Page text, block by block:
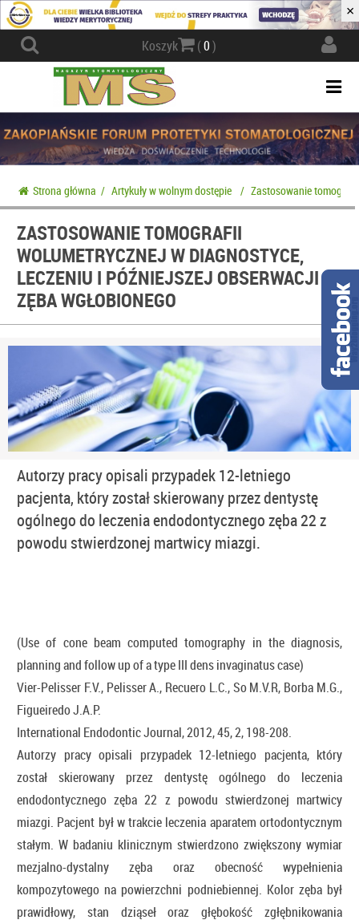
×
Koszyk (0)
Strona główna / Artykuły w wolnym dostępie / Zastosowanie
ZASTOSOWANIE TOMOGRAFII
WOLUMETRYCZNEJ W DIAGNOSTYCE,
LECZENIU I PÓŹNIEJSZEJ OBSERWACJI
ZĘBA WGŁOBIONEGO
Autorzy pracy opisali przypadek 12-letniego
pacjenta, który został skierowany przez dentystę
ogólnego do leczenia endodontycznego zęba 22 z
powodu stwierdzonej martwicy miazgi.
(Use of cone beam computed tomography in the diagnosis,
planning and follow up of a type III dens invaginatus case)
Vier-Pelisser F.V., Pelisser A., Recuero L.C., So M.V.R, Borba M.G.,
Figueiredo J.A.P.
International Endodontic Journal, 2012, 45, 2, 198-208.
Autorzy pracy opisali przypadek 12-letniego pacjenta, który
został skierowany przez dentystę ogólnego do leczenia
endodontycznego zęba 22 z powodu stwierdzonej martwicy
miazgi. Pacjent był w trakcie leczenia aparatem ortodontycznym
stałym. W badaniu klinicznym stwierdzono zwiększony wymiar
mezjalno-dystalny zęba oraz obecność wypełnienia
kompozytowego na powierzchni podniebiennej. Kolor zęba był
prawidłowy, stan dziąseł oraz głębokość zgłębnikowania